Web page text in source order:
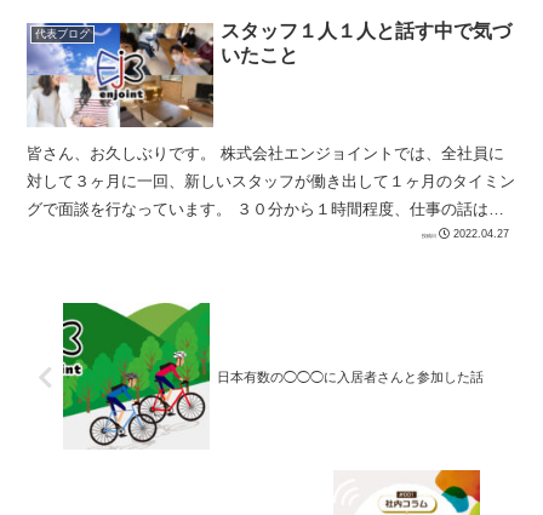
代表ブログ
スタッフ１人１人と話す中で気づ
いたこと
皆さん、お久しぶりです。 株式会社エンジョイントでは、全社員に
対して３ヶ月に一回、新しいスタッフが働き出して１ヶ月のタイミン
グで面談を行なっています。 ３０分から１時間程度、仕事の話はも
2022.04.27
日本有数の◯◯◯に入居者さんと参加した話